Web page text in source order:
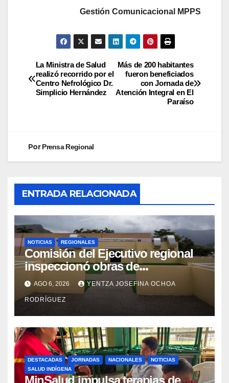
Gestión Comunicacional MPPS
Más de 200 habitantes
fueron beneficiados
con Jornada de
Atención Integral en El
Paraíso
La Ministra de Salud
realizó recorrido por el
Centro Nefrológico Dr.
Simplicio Hernández
PorPrensa Regional
ENTRADA RELACIONADA
NOTICIAS REGIONALES
Comisión del Ejecutivo regional
inspeccionó obras de
recuperación en la Maternidad
Integral Aragua
AGO 6, 2026 YENTZA JOSEFINA OCHOA
RODRÍGUEZ
DESTACADAS JORNADAS NACIONALES
NOTICIAS
SALUD INDÍGENA